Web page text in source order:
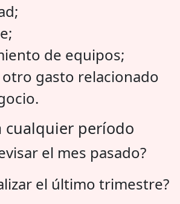
de equipos;
gasto relacionado
cualquier período
el mes pasado?
el último trimestre?